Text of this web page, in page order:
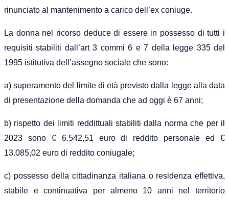
rinunciato al mantenimento a carico dell’ex coniuge.
La donna nel ricorso deduce di essere in possesso di tutti i
requisiti stabiliti dall’art 3 commi 6 e 7 della legge 335 del
1995 istitutiva dell’assegno sociale che sono:
a) superamento del limite di età previsto dalla legge alla data
di presentazione della domanda che ad oggi è 67 anni;
b) rispetto dei limiti reddittuali stabiliti dalla norma che per il
2023 sono € 6.542,51 euro di reddito personale ed €
13.085,02 euro di reddito coniugale;
c) possesso della cittadinanza italiana o residenza effettiva,
stabile e continuativa per almeno 10 anni nel territorio